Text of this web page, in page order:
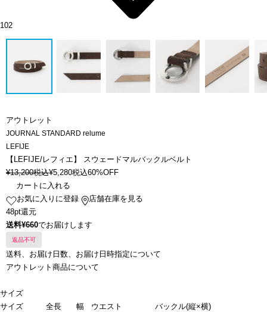
102
アウトレット
JOURNAL STANDARD relume
LEFIJE
【LEFIJE/レフィエ】 スウェードマルバックルベルト
¥13,200税込¥5,280税込60%OFF
カートに入れる
お気に入りに登録
店舗在庫を見る
48pt還元
送料¥660でお届けします
返品不可
送料、お届け日数、お届け日時指定について
アウトレット商品について
サイズ
サイズ
全長 幅 ウエスト
バックル(縦×横)